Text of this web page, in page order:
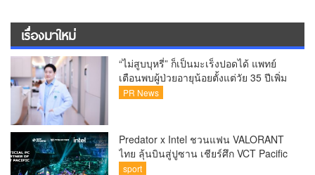
เรื่องมาใหม่
“ไม่สูบบุหรี่” ก็เป็นมะเร็งปอดได้ แพทย์
เตือนพบผู้ป่วยอายุน้อยตั้งแต่วัย 35 ปีเพิ่ม
ขึ้นคนไทยกว่า 70% รู้ตัวเมื่อโรคลุกลาม
PR News
Predator x Intel ชวนแฟน VALORANT
ไทย ลุ้นบินสู่ปูซาน เชียร์ศึก VCT Pacific
Finals Busan ประเทศเกาหลีใต้ Predator
sport